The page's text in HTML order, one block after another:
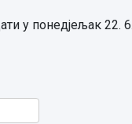
у понедјељак 22.